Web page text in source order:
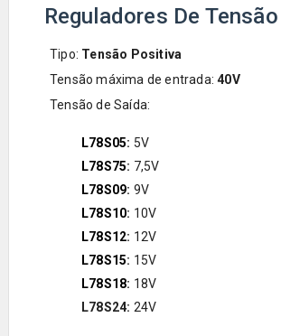
Reguladores De
Tipo: Tensão Positiva
Tensão máxima de entrada: 40V
Tensão de Saída:
L78S05: 5V
L78S75: 7,5V
L78S09: 9V
L78S10: 10V
L78S12: 12V
L78S15: 15V
L78S18: 18V
L78S24: 24V